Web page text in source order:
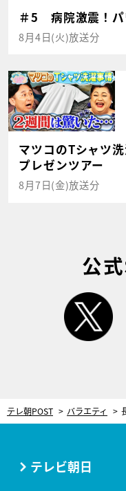
＃5 病院激震！パ
8月4日(火)放送分
マツコのTシャツ
プレゼンツアー
8月7日(金)放送分
公
テレ朝POST バラエティ
テレビ朝日